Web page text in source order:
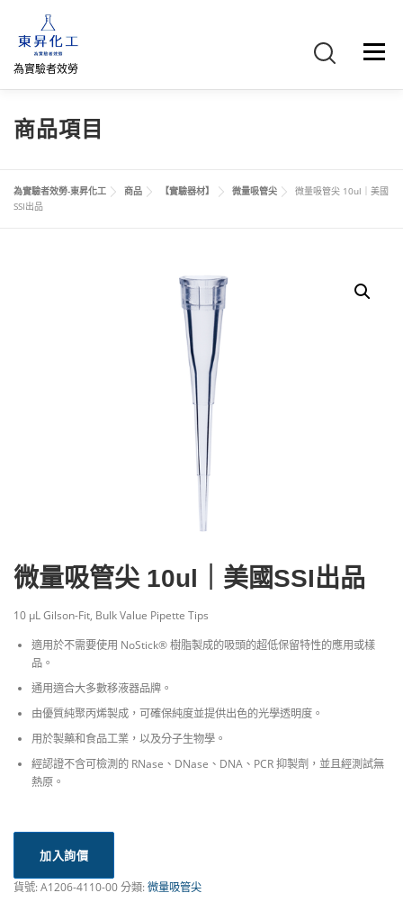
為實驗者效勞
選單
首頁 關於我們
網路商店 直購專區 詢價車、購物車/會員
商品項目
為實驗者效勞-東昇化工 商品 【實驗器材】 微量吸管尖
微量吸管尖 10ul｜美國
SSI出品
微量吸管尖 10ul｜美國SSI出品
10 μL Gilson-Fit, Bulk Value Pipette Tips
適用於不需要使用 NoStick® 樹脂製成的吸頭的超低保留特性的應用或樣
品。
通用適合大多數移液器品牌。
由優質純聚丙烯製成，可確保純度並提供出色的光學透明度。
用於製藥和食品工業，以及分子生物學。
經認證不含可檢測的 RNase、DNase、DNA、PCR 抑製劑，並且經測試無
熱原。
加入詢價
貨號:A1206-4110-00分類:微量吸管尖